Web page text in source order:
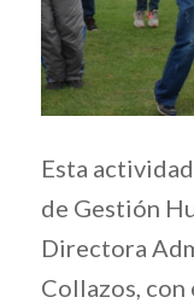
Esta
de Gestión
Directora
Collazos,